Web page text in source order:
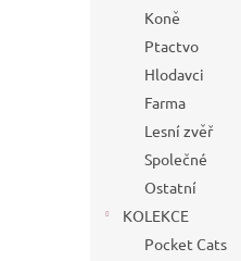
Koně
Ptactvo
Hlodavci
Farma
Lesní zvěř
Společné
Ostatní
KOLEKCE
Pocket Cats